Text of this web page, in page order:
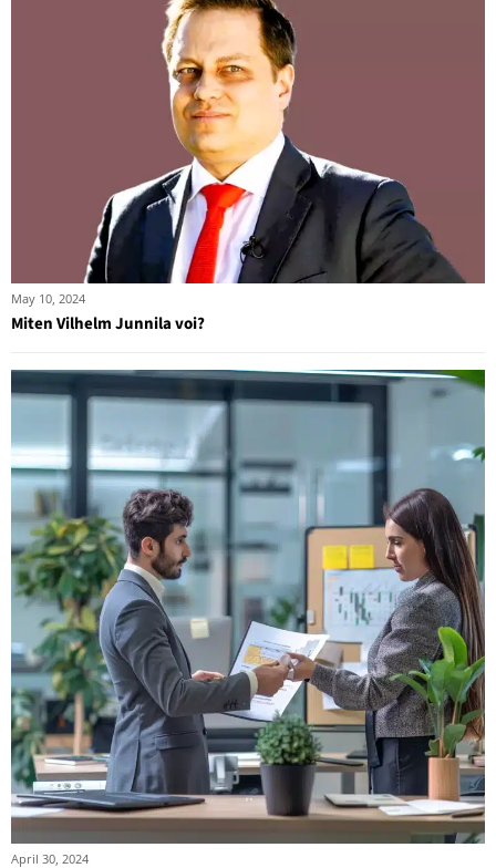
May 10, 2024
Miten Vilhelm Junnila voi?
April 30, 2024